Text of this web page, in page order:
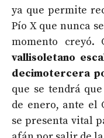
ya que permite
Pío X que nunca
momento creyó.
vallisoletano
decimotercera
que se tendrá
de enero, ante el
se presenta vital